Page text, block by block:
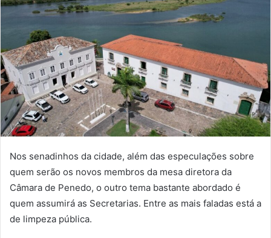
Nos senadinhos da cidade, além das especulações sobre
quem serão os novos membros da mesa diretora da
Câmara de Penedo, o outro tema bastante abordado é
quem assumirá as Secretarias. Entre as mais faladas está a
de limpeza pública.